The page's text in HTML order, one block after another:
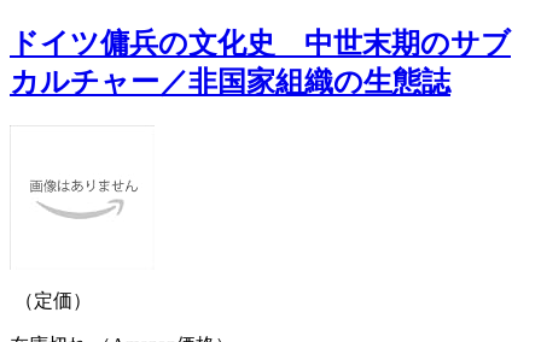
ドイツ傭兵の文化史 中世末期のサブ
カルチャー／非国家組織の生態誌
（定価）